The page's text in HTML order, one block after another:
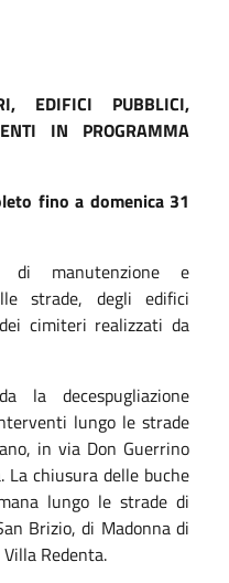
EDIFICI PUBBLICI,
IN PROGRAMMA
fino a domenica 31
di manutenzione e
strade, degli edifici
dei cimiteri realizzati da
la decespugliazione
lungo le strade
in via Don Guerrino
La chiusura delle buche
lungo le strade di
Brizio, di Madonna di
Redenta.